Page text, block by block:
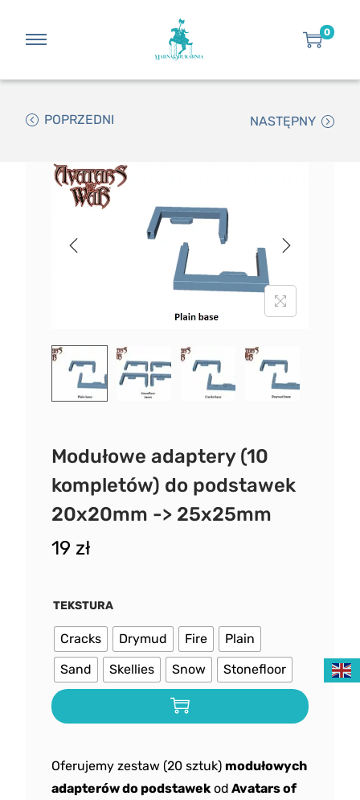
0
POPRZEDNI NASTĘPNY
Modułowe adaptery (10
kompletów) do podstawek
20x20mm -> 25x25mm
19 zł
Oferujemy zestaw (20 sztuk) modułowych
adapterów do podstawekod Avatars of
TEKSTURA
Cracks Drymud Fire
Plain
Sand
Skellies Snow Stonefloor